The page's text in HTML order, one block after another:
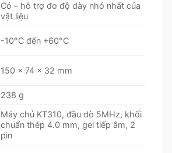
Có – hỗ trợ đo độ dày nhỏ nhất của
vật liệu
-10°C đến +60°C
150 × 74 × 32 mm
238 g
Máy chủ KT310, đầu dò 5MHz, khối
chuẩn thép 4.0 mm, gel tiếp âm, 2
pin